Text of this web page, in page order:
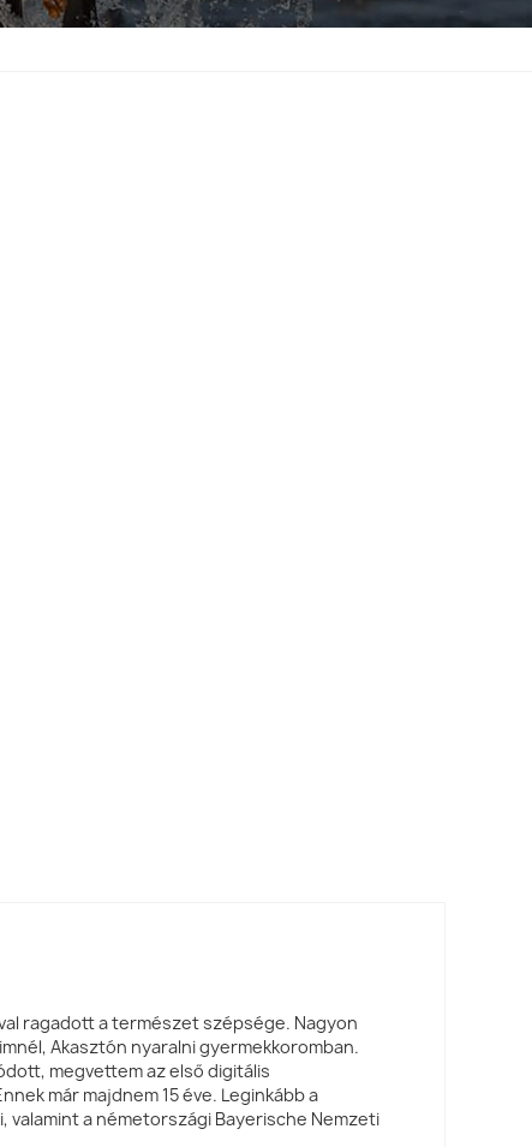
Potyó Imre,
ragadott a természet szépsége. Nagyon
Akasztón nyaralni gyermekkoromban.
megvettem az első digitális
már majdnem 15 éve. Leginkább a
valamint a németországi Bayerische Nemzeti